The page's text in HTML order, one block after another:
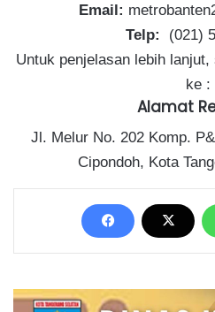
Email:
Telp:
(021)
Untuk penjelasan lebih
ke :
Alamat
Jl. Melur No. 202 Komp.
Cipondoh, Kota